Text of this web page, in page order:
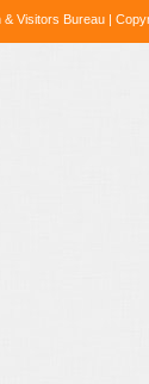
& Visitors Bureau |